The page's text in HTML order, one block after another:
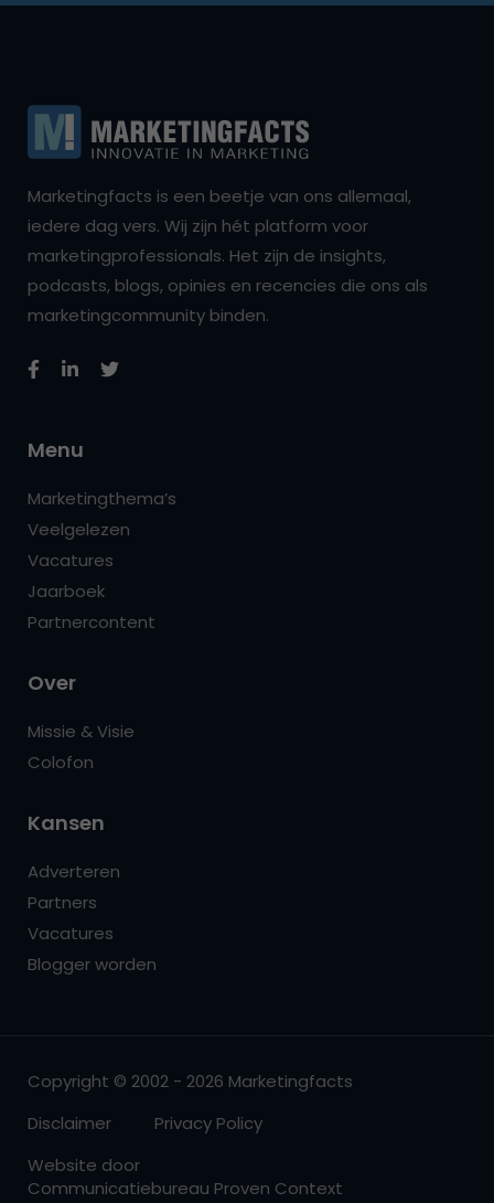
Marketingfacts is een beetje van ons allemaal,
iedere dag vers. Wij zijn hét platform voor
marketingprofessionals. Het zijn de insights,
podcasts, blogs, opinies en recencies die ons als
marketingcommunity binden.
Menu
Marketingthema’s
Veelgelezen
Vacatures
Jaarboek
Partnercontent
Over
Missie & Visie
Colofon
Kansen
Adverteren
Partners
Vacatures
Blogger worden
Copyright © 2002 - 2026 Marketingfacts
Disclaimer
Privacy Policy
Website door
Communicatiebureau Proven Context